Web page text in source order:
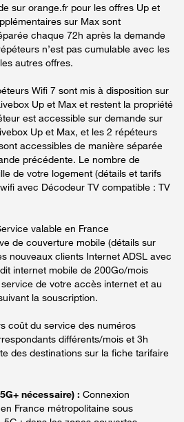
sur orange.fr pour les offres Up et
sur Max sont
chaque 72h après la demande
n’est pas cumulable avec les
autres offres.
Wifi 7 sont mis à disposition sur
Up et Max et restent la propriété
est accessible sur demande sur
Up et Max, et les 2 répéteurs
accessibles de manière séparée
précédente. Le nombre de
de votre logement (détails et tarifs
avec Décodeur TV compatible : TV
valable en France
de couverture mobile (détails sur
nouveaux clients Internet ADSL avec
internet mobile de 200Go/mois
de votre accès internet et au
la souscription.
coût du service des numéros
différents/mois et 3h
des destinations sur la fiche tarifaire
nécessaire) : Connexion
France métropolitaine sous